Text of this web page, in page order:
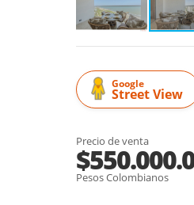
Google
Street View
Precio de venta
Pesos Colombianos